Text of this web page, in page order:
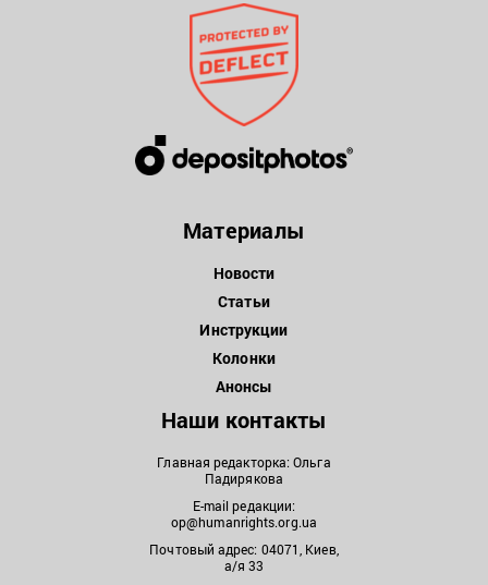
Материалы
Новости
Статьи
Инструкции
Колонки
Анонсы
Наши контакты
Главная редакторка: Ольга
Падирякова
E-mail редакции:
op@humanrights.org.ua
Почтовый адрес: 04071, Киев,
а/я 33